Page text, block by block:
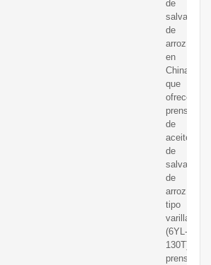
de
salvado
de
arroz
en
China,
que
ofrece
prensa
de
aceite
de
salvado
de
arroz
tipo
varilla
(6YL-
130T),
prensa